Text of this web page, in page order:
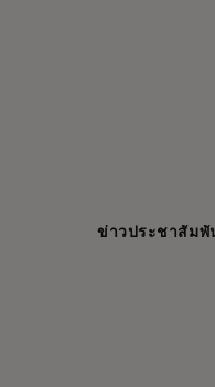
ข่าวประชาสัมพั